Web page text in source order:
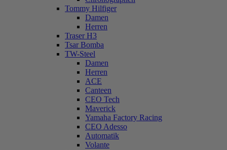
Tommy Hilfiger
Damen
Herren
Traser H3
Tsar Bomba
TW-Steel
Damen
Herren
ACE
Canteen
CEO Tech
Maverick
Yamaha Factory Racing
CEO Adesso
Automatik
Volante